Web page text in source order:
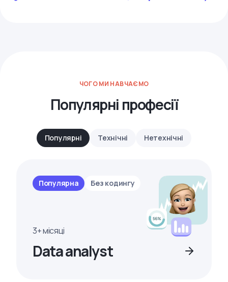
ЧОГО МИ НАВЧАЄМО
Популярні професії
Популярні Технічні Нетехнічні
Популярна Без кодингу
3+ місяці
Data analyst